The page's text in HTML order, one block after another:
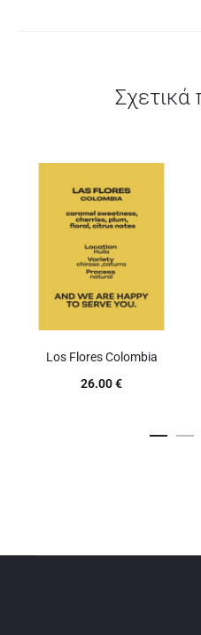
Σχετικά
Los Flores Colombia
26.00€